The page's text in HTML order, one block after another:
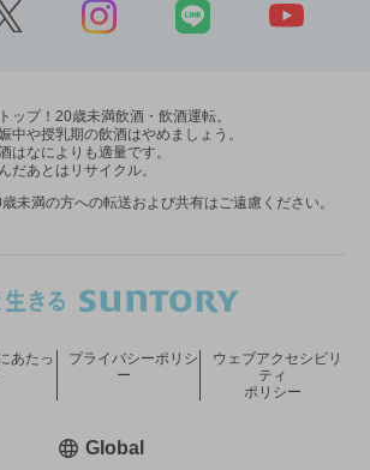
ップ！20歳未満飲酒・飲酒運転。
中や授乳期の飲酒はやめましょう。
はなによりも適量です。
だあとはリサイクル。
未満の方への転送および共有はご遠慮ください。
あたっ
プライバシーポリシ
ー
ウェブアクセシビリ
ティ
ポリシー
Global新しいウィンドウで開く